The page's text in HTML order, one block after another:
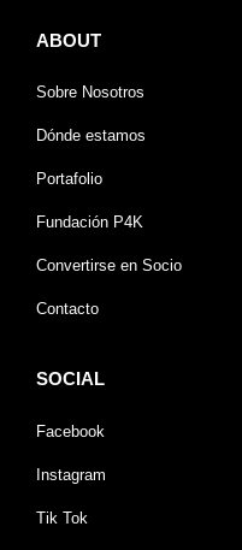
ABOUT
Sobre Nosotros
Dónde estamos
Portafolio
Fundación P4K
Convertirse en Socio
Contacto
SOCIAL
Facebook
Instagram
Tik Tok